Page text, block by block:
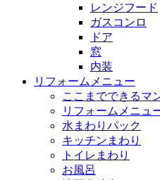
レンジフード
ガスコンロ
ドア
窓
内装
リフォームメニュー
ここまでできるマ
リフォームメニュ
水まわりパック
キッチンまわり
トイレまわり
お風呂